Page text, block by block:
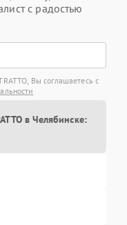
с радостью
Вы соглашаетесь с
в Челябинске: